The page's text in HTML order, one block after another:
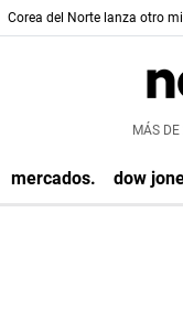
Corea del Norte lanza otro
MÁS
mercados. dow